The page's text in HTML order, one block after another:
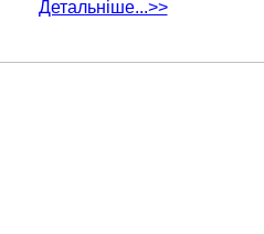
Детальніше...>>